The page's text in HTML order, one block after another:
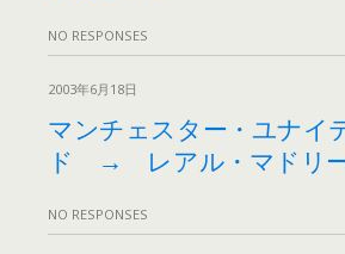
NO RESPONSES
2003年6月18日
マンチェスター・ユナイ
ド → レアル・マドリ
NO RESPONSES